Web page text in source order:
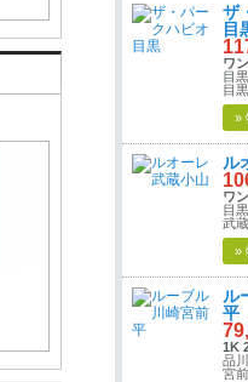
ザ
目
ワ
目
目
»
ル
ワ
目
武
»
ル
平
1K
品
宮